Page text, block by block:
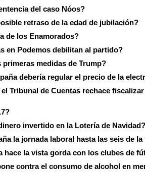
del caso Nóos?
retraso de la edad de jubilación?
de los Enamorados?
en Podemos debilitan al partido?
primeras medidas de Trump?
debería regular el precio de la
Tribunal de Cuentas rechace fiscalizar
invertido en la Lotería de Navidad?
la jornada laboral hasta las seis de la
hace la vista gorda con los clubes de
contra el consumo de alcohol en